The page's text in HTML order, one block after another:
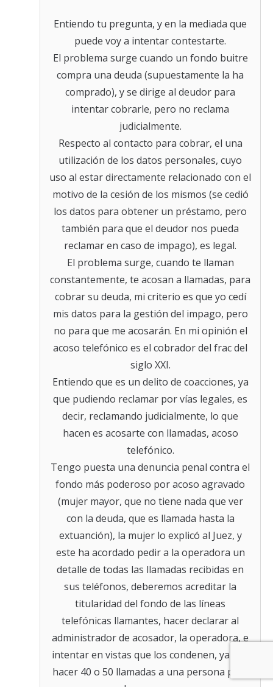
Entiendo tu pregunta, y en la mediada que
puede voy a intentar contestarte.
El problema surge cuando un fondo buitre
compra una deuda (supuestamente la ha
comprado), y se dirige al deudor para
intentar cobrarle, pero no reclama
judicialmente.
Respecto al contacto para cobrar, el una
utilización de los datos personales, cuyo
uso al estar directamente relacionado con el
motivo de la cesión de los mismos (se cedió
los datos para obtener un préstamo, pero
también para que el deudor nos pueda
reclamar en caso de impago), es legal.
El problema surge, cuando te llaman
constantemente, te acosan a llamadas, para
cobrar su deuda, mi criterio es que yo cedí
mis datos para la gestión del impago, pero
no para que me acosarán. En mi opinión el
acoso telefónico es el cobrador del frac del
siglo XXI.
Entiendo que es un delito de coacciones, ya
que pudiendo reclamar por vías legales, es
decir, reclamando judicialmente, lo que
hacen es acosarte con llamadas, acoso
telefónico.
Tengo puesta una denuncia penal contra el
fondo más poderoso por acoso agravado
(mujer mayor, que no tiene nada que ver
con la deuda, que es llamada hasta la
extuanción), la mujer lo explicó al Juez, y
este ha acordado pedir a la operadora un
detalle de todas las llamadas recibidas en
sus teléfonos, deberemos acreditar la
titularidad del fondo de las líneas
telefónicas llamantes, hacer declarar al
administrador de acosador, la operadora, e
intentar en vistas que los condenen, ya que
hacer 40 o 50 llamadas a una persona para